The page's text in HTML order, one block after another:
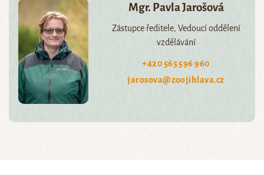
Mgr. Pavla Jarošová
Zástupce ředitele, Vedoucí oddělení
vzdělávání
+420 565 596 960
jarosova@zoojihlava.cz